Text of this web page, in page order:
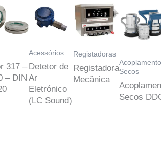
317 –
– DIN
Acessórios
Detetor de
Ar
Eletrónico
(LC Sound)
Registadoras
Registadora
Mecânica
Secos
Secos